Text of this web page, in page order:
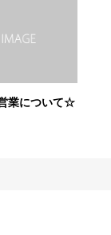
業について☆